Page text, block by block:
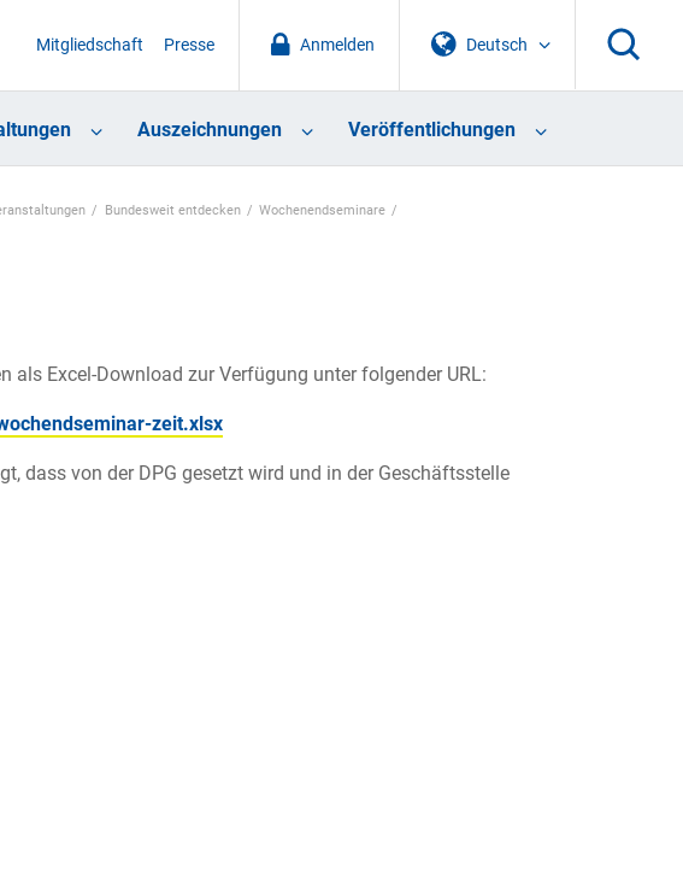
Deutsch
Anmelden
Mitgliedschaft Presse
Auszeichnungen Veröffentlichungen
Bundesweit entdecken
Wochenendseminare
als Excel-Download zur Verfügung unter folgender URL:
zeit.xlsx
dass von der DPG gesetzt wird und in der Geschäftsstelle